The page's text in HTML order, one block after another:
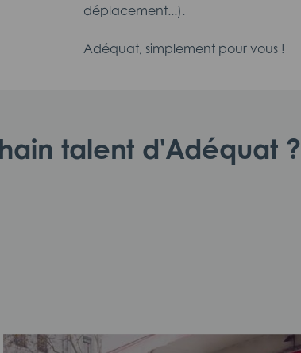
déplacement...).
Adéquat, simplement pour vous !
talent d'Adéquat ?